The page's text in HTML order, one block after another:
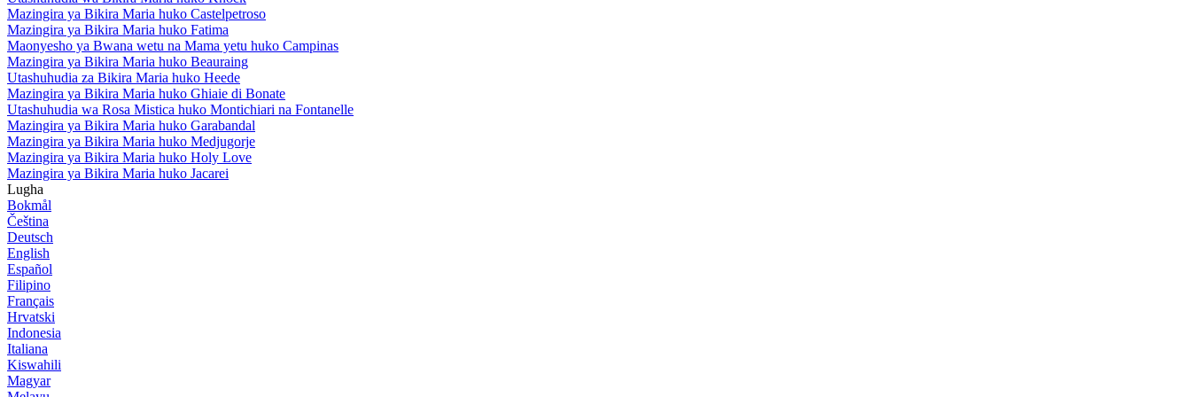
Mazingira ya Bikira Maria huko Castelpetroso
Mazingira ya Bikira Maria huko Fatima
Maonyesho ya Bwana wetu na Mama yetu huko Campinas
Mazingira ya Bikira Maria huko Beauraing
Utashuhudia za Bikira Maria huko Heede
Mazingira ya Bikira Maria huko Ghiaie di Bonate
Utashuhudia wa Rosa Mistica huko Montichiari na Fontanelle
Mazingira ya Bikira Maria huko Garabandal
Mazingira ya Bikira Maria huko Medjugorje
Mazingira ya Bikira Maria huko Holy Love
Mazingira ya Bikira Maria huko Jacarei
Lugha
Bokmål
Čeština
Deutsch
English
Español
Filipino
Français
Hrvatski
Indonesia
Italiana
Kiswahili
Magyar